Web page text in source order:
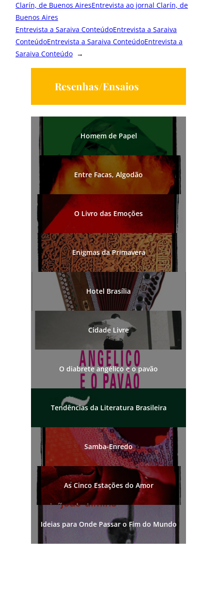
Clarín, de Buenos AiresEntrevista ao jornal Clarín, de
Buenos Aires
Entrevista a Saraiva ConteúdoEntrevista a Saraiva
ConteúdoEntrevista a Saraiva ConteúdoEntrevista a
Saraiva Conteúdo →
Resenhas/Ensaios
Homem de Papel
Entre Facas, Algodão
O Livro das Emoções
Enigmas da Primavera
Hotel Brasília
Cidade Livre
O diabrete angélico e o pavão
Tendências da Literatura Brasileira
Samba-Enredo
As Cinco Estações do Amor
Ideias para Onde Passar o Fim do Mundo